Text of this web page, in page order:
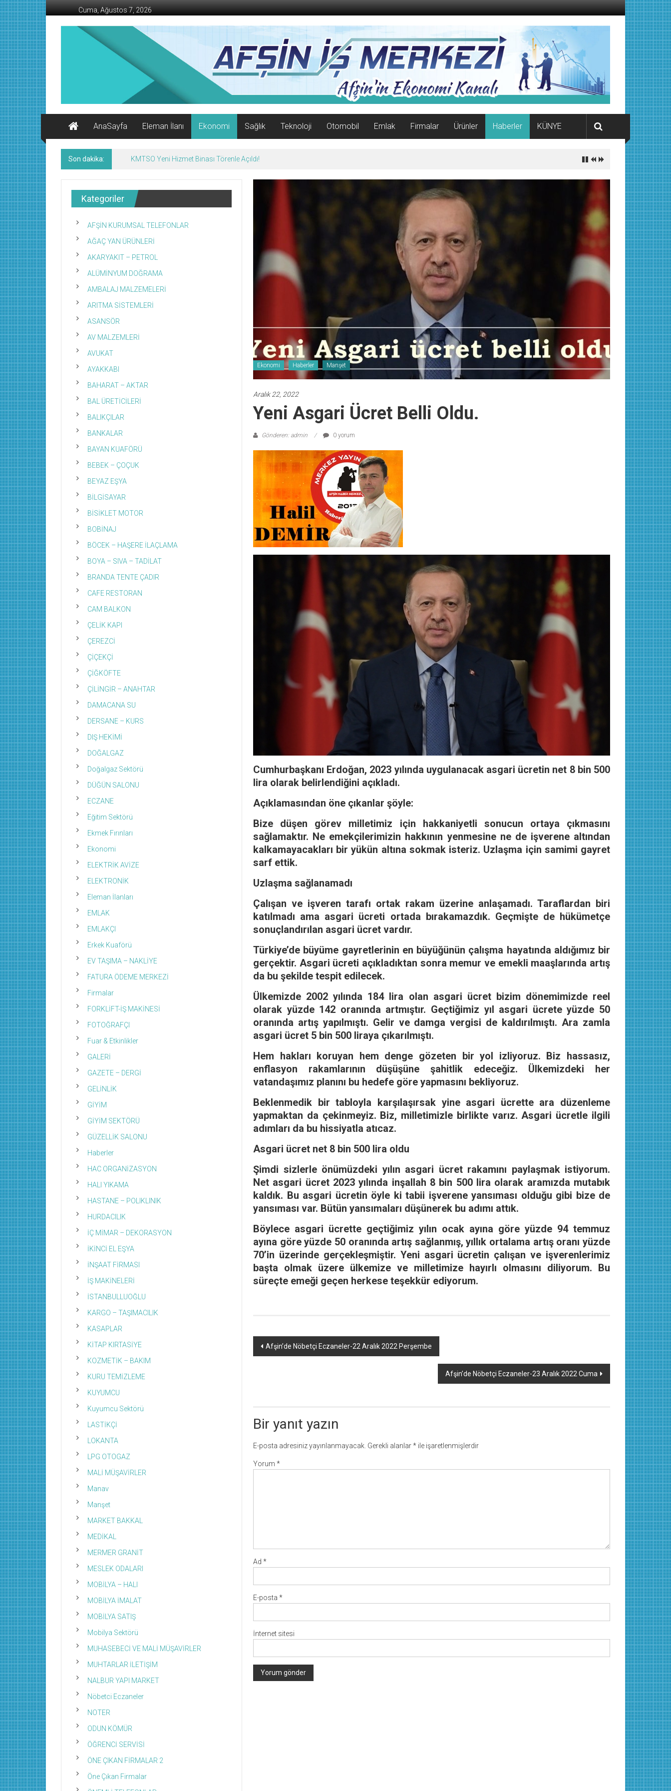
İçeriğe
geç
Cuma, Ağustos 7, 2026
AFŞİN
Ekonomi
Kanalı
AnaSayfa
Eleman İlanı Ekonomi Sağlık Teknoloji Otomobil Emlak Firmalar Ürünler Haberler KÜNYE
Son dakika: KMTSO Yeni Hizmet Binası Törenle Açıldı!
Ekonomi Haberler Manşet
Aralık 22, 2022
Yeni Asgari Ücret Belli Oldu.
Gönderen: admin 0 yorum
Cumhurbaşkanı Erdoğan, 2023 yılında uygulanacak asgari ücretin net 8 bin 500
lira olarak belirlendiğini açıkladı.
Açıklamasından öne çıkanlar şöyle:
Bize düşen görev milletimiz için hakkaniyetli sonucun ortaya çıkmasını
sağlamaktır. Ne emekçilerimizin hakkının yenmesine ne de işverene altından
kalkamayacakları bir yükün altına sokmak isteriz. Uzlaşma için samimi gayret
sarf ettik.
Uzlaşma sağlanamadı
Çalışan ve işveren tarafı ortak rakam üzerine anlaşamadı. Taraflardan biri
katılmadı ama asgari ücreti ortada bırakamazdık. Geçmişte de hükümetçe
sonuçlandırılan asgari ücret vardır.
Türkiye’de büyüme gayretlerinin en büyüğünün çalışma hayatında aldığımız bir
gerçektir. Asgari ücreti açıkladıktan sonra memur ve emekli maaşlarında artış
da bu şekilde tespit edilecek.
Ülkemizde 2002 yılında 184 lira olan asgari ücret bizim dönemimizde reel
olarak yüzde 142 oranında artmıştır. Geçtiğimiz yıl asgari ücrete yüzde 50
oranında artış yapılmıştı. Gelir ve damga vergisi de kaldırılmıştı. Ara zamla
asgari ücret 5 bin 500 liraya çıkarılmıştı.
Hem hakları koruyan hem denge gözeten bir yol izliyoruz. Biz hassasız,
enflasyon rakamlarının düşüşüne şahitlik edeceğiz. Ülkemizdeki her
vatandaşımız planını bu hedefe göre yapmasını bekliyoruz.
Beklenmedik bir tabloyla karşılaşırsak yine asgari ücrette ara düzenleme
yapmaktan da çekinmeyiz. Biz, milletimizle birlikte varız. Asgari ücretle ilgili
adımları da bu hissiyatla atıcaz.
Asgari ücret net 8 bin 500 lira oldu
Şimdi sizlerle önümüzdeki yılın asgari ücret rakamını paylaşmak istiyorum.
Net asgari ücret 2023 yılında inşallah 8 bin 500 lira olarak aramızda mutabık
kaldık. Bu asgari ücretin öyle ki tabii işverene yansıması olduğu gibi bize de
yansıması var. Bütün yansımaları düşünerek bu adımı attık.
Böylece asgari ücrette geçtiğimiz yılın ocak ayına göre yüzde 94 temmuz
ayına göre yüzde 50 oranında artış sağlanmış, yıllık ortalama artış oranı yüzde
70’in üzerinde gerçekleşmiştir. Yeni asgari ücretin çalışan ve işverenlerimiz
başta olmak üzere ülkemize ve milletimize hayırlı olmasını diliyorum. Bu
süreçte emeği geçen herkese teşekkür ediyorum.
Yazı
Afşin’de Nöbetçi Eczaneler-22 Aralık 2022 Perşembe
Afşin’de Nöbetçi Eczaneler-23 Aralık 2022 Cuma
Bir yanıt yazın
E-posta adresiniz yayınlanmayacak. Gerekli alanlar* ile işaretlenmişlerdir
Yorum *
Ad *
E-posta *
İnternet sitesi
Kategoriler
AFŞİN KURUMSAL TELEFONLAR
AĞAÇ YAN ÜRÜNLERİ
AKARYAKIT – PETROL
ALÜMİNYUM DOĞRAMA
AMBALAJ MALZEMELERİ
ARITMA SİSTEMLERİ
ASANSÖR
AV MALZEMLERİ
AVUKAT
AYAKKABI
BAHARAT – AKTAR
BAL ÜRETİCİLERİ
BALIKÇILAR
BANKALAR
BAYAN KUAFÖRÜ
BEBEK – ÇOÇUK
BEYAZ EŞYA
BİLGİSAYAR
BİSİKLET MOTOR
BOBİNAJ
BÖCEK – HAŞERE İLAÇLAMA
BOYA – SIVA – TADİLAT
BRANDA TENTE ÇADIR
CAFE RESTORAN
CAM BALKON
ÇELİK KAPI
ÇEREZCİ
ÇİÇEKÇİ
ÇİĞKÖFTE
ÇİLİNGİR – ANAHTAR
DAMACANA SU
DERSANE – KURS
DIŞ HEKİMİ
DOĞALGAZ
Doğalgaz Sektörü
DÜĞÜN SALONU
ECZANE
Eğitim Sektörü
Ekmek Fırınları
Ekonomi
ELEKTRİK AVİZE
ELEKTRONİK
Eleman İlanları
EMLAK
EMLAKÇI
Erkek Kuaförü
EV TAŞIMA – NAKLİYE
FATURA ÖDEME MERKEZİ
Firmalar
FORKLİFT-İŞ MAKİNESİ
FOTOĞRAFÇI
Fuar & Etkinlikler
GALERİ
GAZETE – DERGİ
GELİNLİK
GİYİM
GİYİM SEKTÖRÜ
GÜZELLİK SALONU
Haberler
HAC ORGANİZASYON
HALI YIKAMA
HASTANE – POLIKLINIK
HURDACILIK
İÇ MİMAR – DEKORASYON
İKİNCİ EL EŞYA
İNŞAAT FİRMASI
İŞ MAKİNELERİ
İSTANBULLUOĞLU
KARGO – TAŞIMACILIK
KASAPLAR
KİTAP KIRTASİYE
KOZMETİK – BAKIM
KURU TEMİZLEME
KUYUMCU
Kuyumcu Sektörü
LASTİKÇİ
LOKANTA
LPG OTOGAZ
MALİ MÜŞAVİRLER
Manav
Manşet
MARKET BAKKAL
MEDİKAL
MERMER GRANİT
MESLEK ODALARI
MOBİLYA – HALI
MOBİLYA İMALAT
MOBİLYA SATIŞ
Mobilya Sektörü
MUHASEBECİ VE MALİ MÜŞAVİRLER
MUHTARLAR İLETİŞİM
NALBUR YAPI MARKET
Nöbetci Eczaneler
NOTER
ODUN KÖMÜR
ÖĞRENCİ SERVİSİ
ÖNE ÇIKAN FİRMALAR 2
Öne Çıkan Firmalar